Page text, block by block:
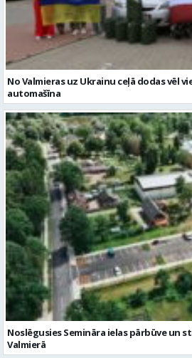
No Valmieras uz Ukrainu ceļā dodas vēl
automašīna
Noslēgusies Semināra ielas pārbūve un
Valmierā